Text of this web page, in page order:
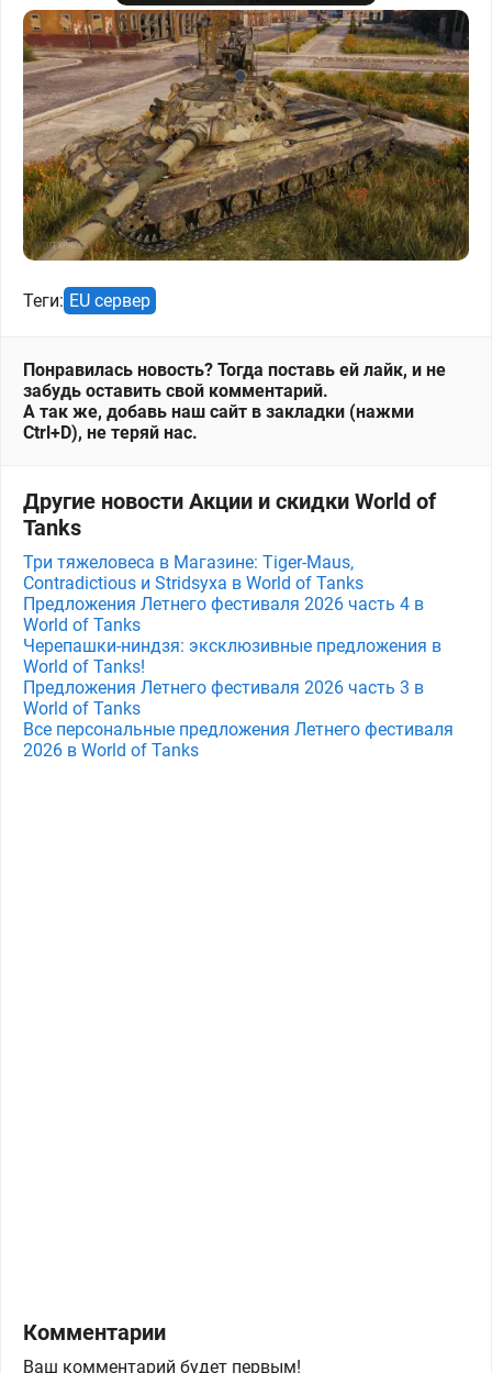
Теги: EU сервер
Понравилась новость? Тогда поставь ей лайк, и не
забудь оставить свой комментарий.
А так же, добавь наш сайт в закладки (нажми
Ctrl+D), не теряй нас.
Другие новости Акции и скидки World of
Tanks
Три тяжеловеса в Магазине: Tiger-Maus,
Contradictious и Stridsyxa в World of Tanks
Предложения Летнего фестиваля 2026 часть 4 в
World of Tanks
Черепашки-ниндзя: эксклюзивные предложения в
World of Tanks!
Предложения Летнего фестиваля 2026 часть 3 в
World of Tanks
Все персональные предложения Летнего фестиваля
2026 в World of Tanks
Комментарии
Ваш комментарий будет первым!